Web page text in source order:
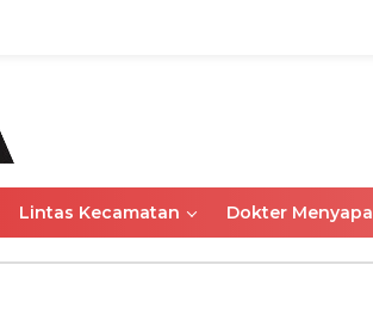
Lintas Kecamatan Dokter Menyapa